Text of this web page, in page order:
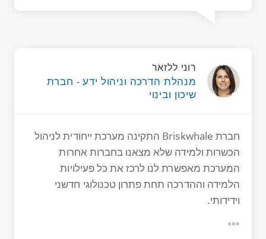
רוני ללזאר
מנהלת הדרכה וניהול ידע - חברת
שיכון ובינוי
חברת Briskwhale התקינה מערכת ייחודית לניהול
הכשרות ולמידה שלא מצאנו בחברות אחרות
המערכת מאפשרת לנו לרכז את כל פעילויות
הלמידה וההדרכה תחת פתרון טכנולוגי חדשני
וידידותי.